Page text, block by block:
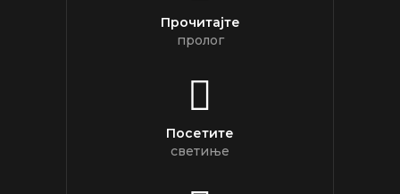
Прочитајте
пролог
Посетите
светиње